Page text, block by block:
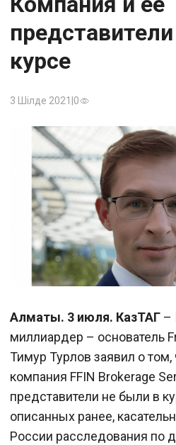
курсе
3 Шілде 2021 0
Алматы. 3 июля. КазТАГ –
миллиардер – основатель
Тимур Турлов заявил о
компания FFIN Brokerage
представители не были в
описанных ранее,
России расследования по